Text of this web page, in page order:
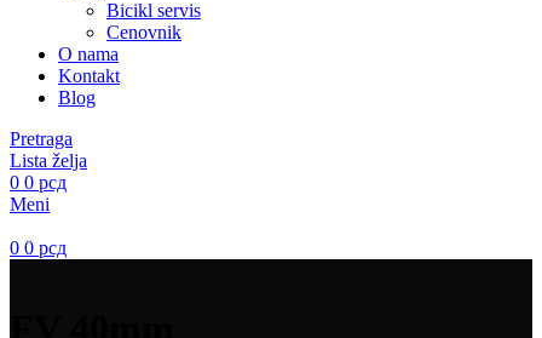
Bicikl servis
Cenovnik
O nama
Kontakt
Blog
Pretraga
Lista želja
0 0 рсд
Meni
0 0 рсд